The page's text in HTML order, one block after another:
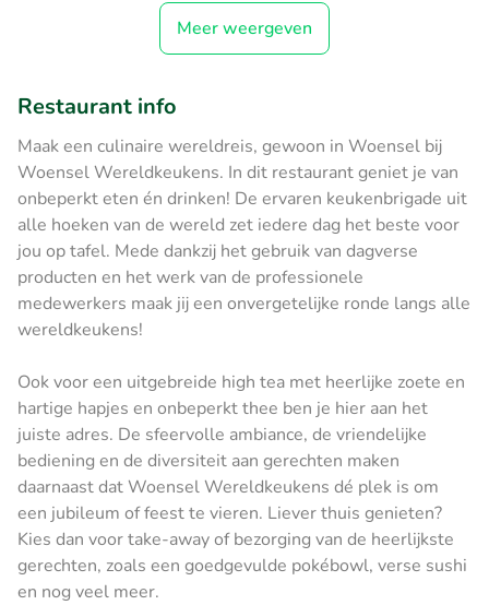
Meer weergeven
Restaurant info
Maak een culinaire wereldreis, gewoon in Woensel bij
Woensel Wereldkeukens. In dit restaurant geniet je van
onbeperkt eten én drinken! De ervaren keukenbrigade uit
alle hoeken van de wereld zet iedere dag het beste voor
jou op tafel. Mede dankzij het gebruik van dagverse
producten en het werk van de professionele
medewerkers maak jij een onvergetelijke ronde langs alle
wereldkeukens!
Ook voor een uitgebreide high tea met heerlijke zoete en
hartige hapjes en onbeperkt thee ben je hier aan het
juiste adres. De sfeervolle ambiance, de vriendelijke
bediening en de diversiteit aan gerechten maken
daarnaast dat Woensel Wereldkeukens dé plek is om
een jubileum of feest te vieren. Liever thuis genieten?
Kies dan voor take-away of bezorging van de heerlijkste
gerechten, zoals een goedgevulde pokébowl, verse sushi
en nog veel meer.